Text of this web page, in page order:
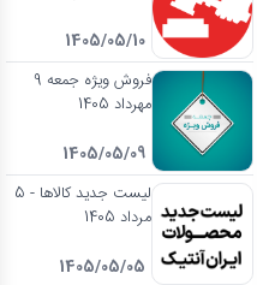
1405/05/10
فروش ویژه جمعه 9
مهرداد 1405
1405/05/09
لیست جدید کالاها - 5
مرداد 1405
1405/05/05